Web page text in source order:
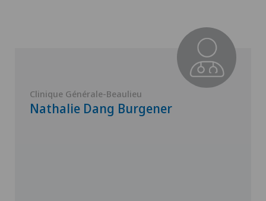
Clinique Générale-Beaulieu
Nathalie Dang Burgener